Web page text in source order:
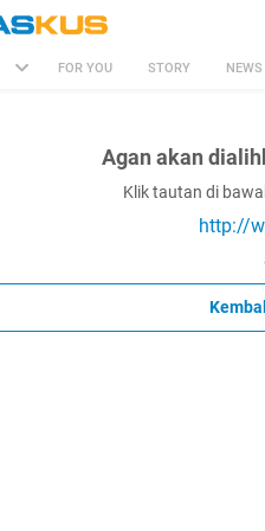
FOR YOU STORY NEWS
Agan akan
Klik tautan di
http://